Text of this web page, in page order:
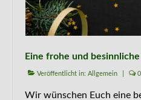
Eine frohe und
Veröffentlicht in: Allgemein 0
Wir wünschen Euch eine